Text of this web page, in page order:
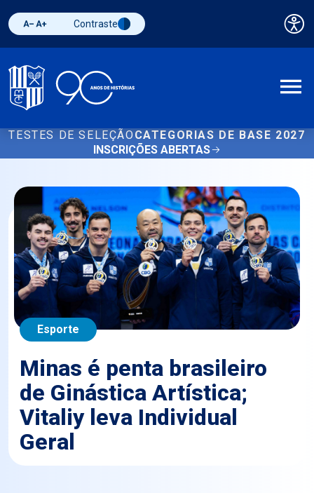
Diminuir fonte
Aumentar fonteAlternar contraste
Contraste
TESTES DE SELEÇÃO CATEGORIAS DE BASE 2027
INSCRIÇÕES ABERTAS
Esporte
Minas é penta brasileiro
de Ginástica Artística;
Vitaliy leva Individual
Geral